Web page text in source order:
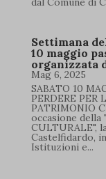
Settimana
10 maggio
organizzata
Mag 6, 2025
SABATO 10
PERDERE PER
PATRIMONIO
occasione della
CULTURALE",
Castelfidardo,
Istituzioni e...